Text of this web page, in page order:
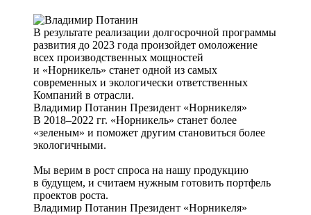
В результате реализации долгосрочной программы
развития до 2023 года произойдет омоложение
всех производственных мощностей
и «Норникель» станет одной из самых
современных и экологически ответственных
Компаний в отрасли.
Владимир Потанин Президент «Норникеля»
В 2018–2022 гг. «Норникель» станет более
«зеленым» и поможет другим становиться более
экологичными.
Мы верим в рост спроса на нашу продукцию
в будущем, и считаем нужным готовить портфель
проектов роста.
Владимир Потанин Президент «Норникеля»